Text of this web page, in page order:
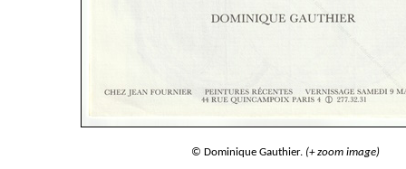
© Dominique Gauthier. (+ zoom image)